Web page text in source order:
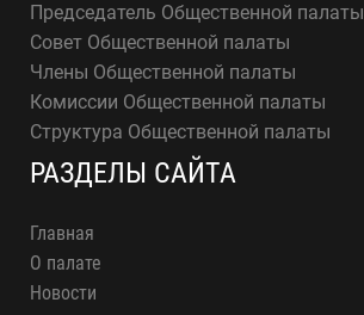
Председатель Общественной палаты
Совет Общественной палаты
Члены Общественной палаты
Комиссии Общественной палаты
Структура Общественной палаты
РАЗДЕЛЫ САЙТА
Главная
О палате
Новости